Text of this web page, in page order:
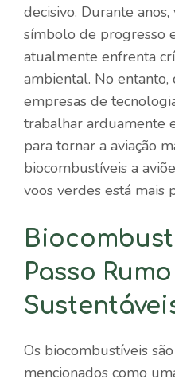
decisivo. Durante
símbolo de progresso
atualmente enfrenta
ambiental. No entanto,
empresas de
trabalhar arduamente
para tornar a aviação
biocombustíveis a
voos verdes está mais
Passo
Os biocombustíveis
mencionados como